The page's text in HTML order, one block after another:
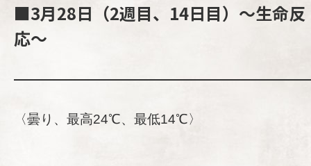
■3月28日（2週目、14日目）～生命反
応～
〈曇り、最高24℃、最低14℃〉